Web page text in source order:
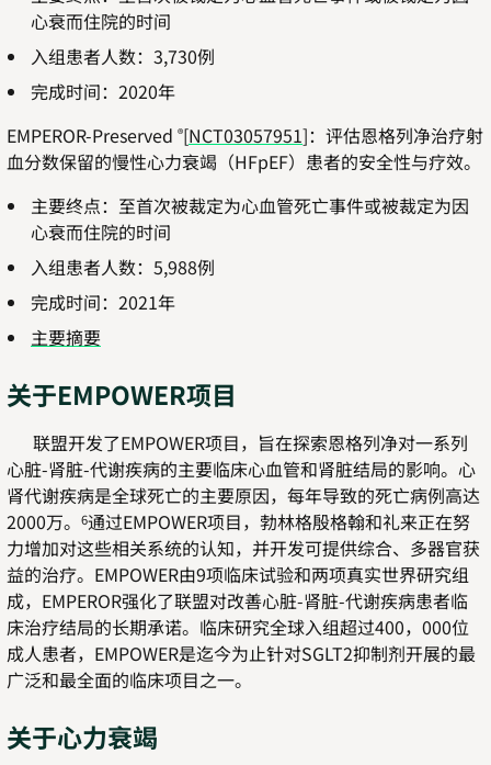
心衰而住院的时间
入组患者人数：3,730例
完成时间：2020年
EMPEROR-Preserved ®[NCT03057951]：评估恩格列净治疗射
血分数保留的慢性心力衰竭（HFpEF）患者的安全性与疗效。
主要终点：至首次被裁定为心血管死亡事件或被裁定为因
心衰而住院的时间
入组患者人数：5,988例
完成时间：2021年
主要摘要
关于EMPOWER项目
联盟开发了EMPOWER项目，旨在探索恩格列净对一系列
心脏-肾脏-代谢疾病的主要临床心血管和肾脏结局的影响。心
肾代谢疾病是全球死亡的主要原因，每年导致的死亡病例高达
2000万。
6通过EMPOWER项目，勃林格殷格翰和礼来正在努
力增加对这些相关系统的认知，并开发可提供综合、多器官获
益的治疗。EMPOWER由9项临床试验和两项真实世界研究组
成，EMPEROR强化了联盟对改善心脏-肾脏-代谢疾病患者临
床治疗结局的长期承诺。临床研究全球入组超过400，000位
成人患者，EMPOWER是迄今为止针对SGLT2抑制剂开展的最
广泛和最全面的临床项目之一。
关于心力衰竭